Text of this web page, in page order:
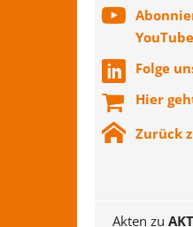
YouTube
Folge
Hier
Zurück
Akten zu